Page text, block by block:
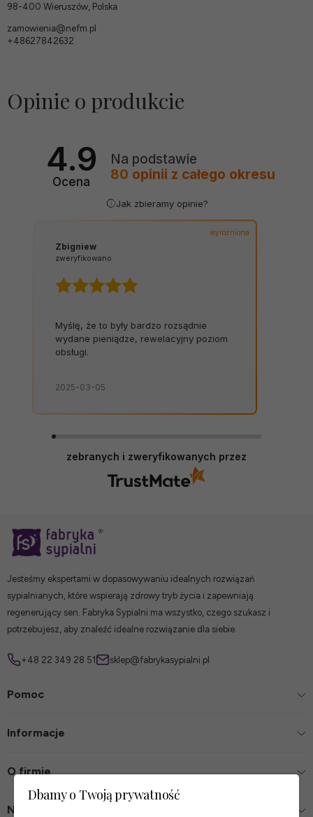
98-400 Wieruszów, Polska
zamowienia@nefm.pl
+48627842632
Opinie o produkcie
4.9
Ocena
Na podstawie
80 opinii z całego okresu
Jak zbieramy opinie?
wyróżniona
Zbigniew
zweryfikowano
Myślę, że to były bardzo rozsądnie
wydane pieniądze, rewelacyjny poziom
obsługi.
2025-03-05
zebranych i zweryfikowanych przez
Jesteśmy ekspertami w dopasowywaniu idealnych rozwiązań
sypialnianych, które wspierają zdrowy tryb życia i zapewniają
regenerujący sen. Fabryka Sypialni ma wszystko, czego szukasz i
potrzebujesz, aby znaleźć idealne rozwiązanie dla siebie.
+48 22 349 28 51 sklep@fabrykasypialni.pl
Pomoc
Informacje
O firmie
Nasze sklepy
Dbamy o Twoją prywatność